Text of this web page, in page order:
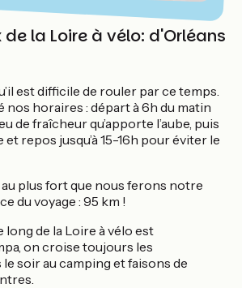
de la Loire à vélo: d'Orléans
est difficile de rouler par ce temps.
nos horaires : départ à 6h du matin
de fraîcheur qu’apporte l’aube, puis
et repos jusqu’à 15-16h pour éviter le
au plus fort que nous ferons notre
du voyage : 95 km !
long de la Loire à vélo est
on croise toujours les
le soir au camping et faisons de